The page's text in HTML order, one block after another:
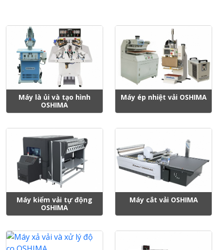
Máy là ủi và tạo hình
OSHIMA
Máy ép nhiệt vải OSHIMA
Máy kiểm vải tự động
OSHIMA
Máy cắt vải OSHIMA